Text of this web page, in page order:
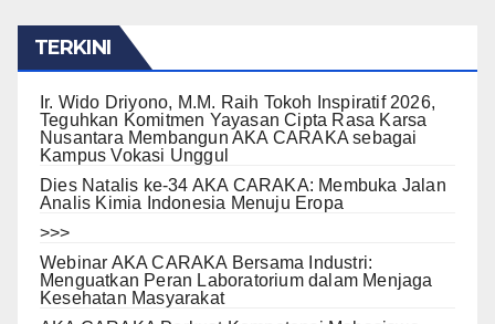
TERKINI
Ir. Wido Driyono, M.M. Raih Tokoh Inspiratif 2026,
Teguhkan Komitmen Yayasan Cipta Rasa Karsa
Nusantara Membangun AKA CARAKA sebagai
Kampus Vokasi Unggul
Dies Natalis ke-34 AKA CARAKA: Membuka Jalan
Analis Kimia Indonesia Menuju Eropa
>>>
Webinar AKA CARAKA Bersama Industri:
Menguatkan Peran Laboratorium dalam Menjaga
Kesehatan Masyarakat